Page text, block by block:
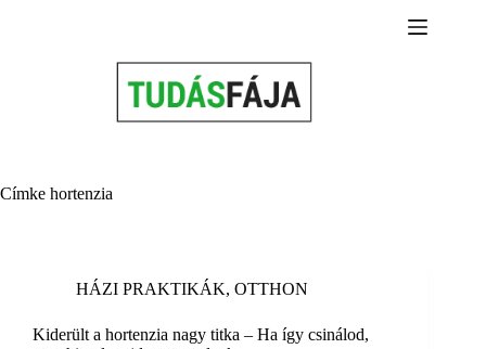
Címke hortenzia
HÁZI PRAKTIKÁK, OTTHON
Kiderült a hortenzia nagy titka – Ha így csinálod,